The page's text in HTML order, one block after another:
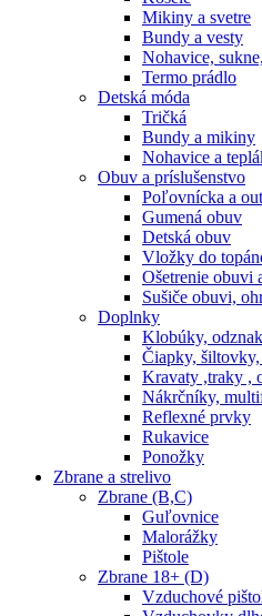
Mikiny a svetre
Bundy a vesty
Nohavice,
Termo prádlo
Detská móda
Tričká
Bundy a mikiny
Nohavice a
Obuv a príslušenstvo
Poľovnícka a
Gumená obuv
Detská obuv
Vložky do
Ošetrenie obuvi
Sušiče obuvi,
Doplnky
Klobúky,
Čiapky,
Kravaty ,traky ,
Nákrčníky,
Reflexné prvky
Rukavice
Ponožky
Zbrane a strelivo
Zbrane (B,C)
Guľovnice
Malorážky
Pištole
Zbrane 18+ (D)
Vzduchové